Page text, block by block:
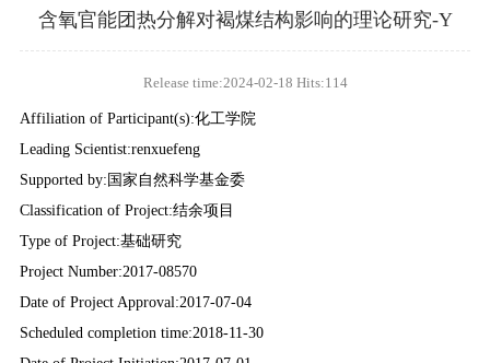
含氧官能团热分解对褐煤结构影响的理论研究-Y
Release time:2024-02-18 Hits:114
Affiliation of Participant(s):化工学院
Leading Scientist:renxuefeng
Supported by:国家自然科学基金委
Classification of Project:结余项目
Type of Project:基础研究
Project Number:2017-08570
Date of Project Approval:2017-07-04
Scheduled completion time:2018-11-30